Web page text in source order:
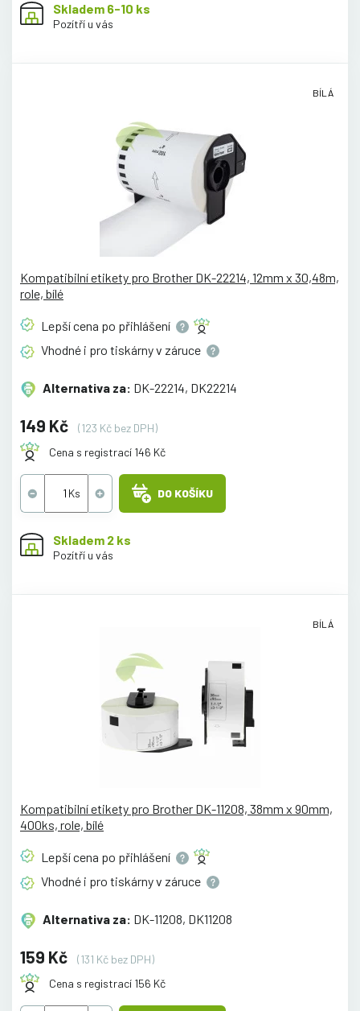
Skladem 6-10 ks
Pozítří u vás
BÍLÁ
Kompatibilní etikety pro Brother DK-22214, 12mm x 30,48m,
role, bílé
Lepší cena po přihlášení
Vhodné i pro tiskárny v záruce
Alternativa za: DK-22214, DK22214
149 Kč
(123 Kč bez DPH)
Cena s registrací 146 Kč
DO KOŠÍKU
Skladem 2 ks
Pozítří u vás
BÍLÁ
Kompatibilní etikety pro Brother DK-11208, 38mm x 90mm,
400ks, role, bílé
Lepší cena po přihlášení
Vhodné i pro tiskárny v záruce
Alternativa za: DK-11208, DK11208
159 Kč
(131 Kč bez DPH)
Cena s registrací 156 Kč